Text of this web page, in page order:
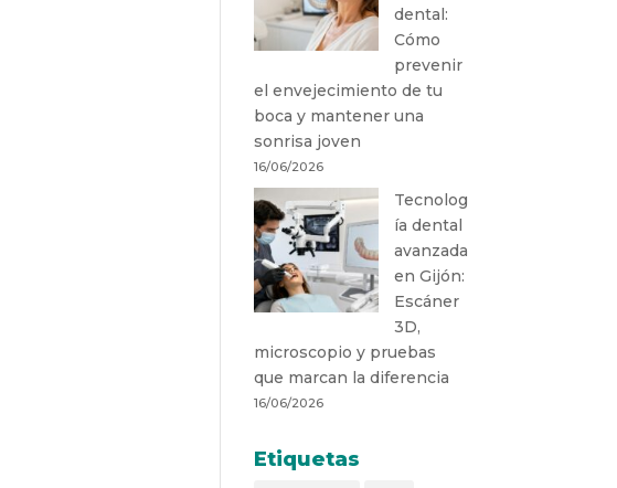
dental:
Cómo
prevenir
el envejecimiento de tu
boca y mantener una
sonrisa joven
16/06/2026
Tecnolog
ía dental
avanzada
en Gijón:
Escáner
3D,
microscopio y pruebas
que marcan la diferencia
16/06/2026
Etiquetas